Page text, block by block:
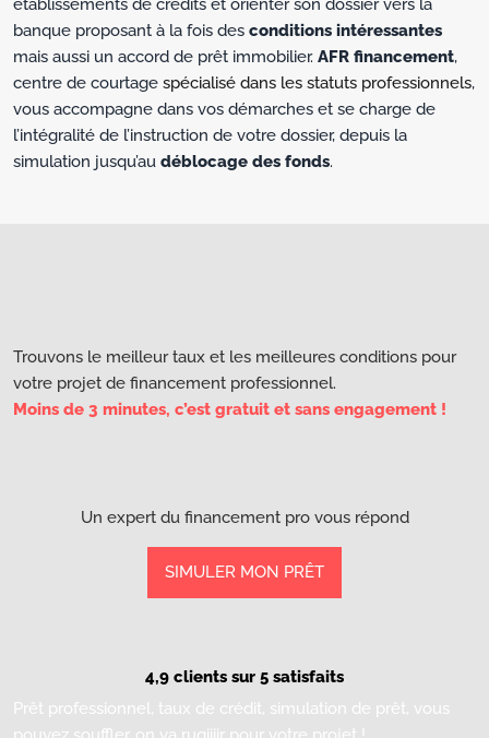
établissements de crédits et orienter son dossier vers la
banque proposant à la fois des conditions intéressantes
mais aussi un accord de prêt immobilier. AFR financement,
centre de courtage spécialisé dans les statuts professionnels,
vous accompagne dans vos démarches et se charge de
l’intégralité de l’instruction de votre dossier, depuis la
simulation jusqu’au déblocage des fonds.
Trouvons le meilleur taux et les meilleures conditions pour
votre projet de financement professionnel.
Moins de 3 minutes, c’est gratuit et sans engagement !
Un expert du financement pro vous répond
SIMULER MON PRÊT
4,9 clients sur 5 satisfaits
Prêt professionnel, taux de crédit, simulation de prêt, vous